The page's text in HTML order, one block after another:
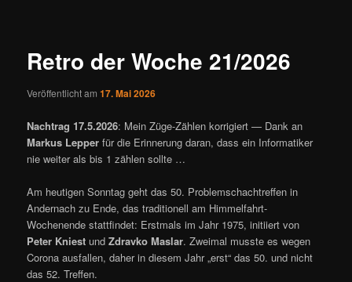
a
s
a
v
i
a
t
i
o
n
Retro der Woche 21/2026
Veröffentlicht am17. Mai 2026
Nachtrag 17.5.2026: Mein Züge-Zählen korrigiert — Dank an
Markus Lepper für die Erinnerung daran, dass ein Informatiker
nie weiter als bis 1 zählen sollte …
Am heutigen Sonntag geht das 50. Problemschachtreffen in
Andernach zu Ende, das traditionell am Himmelfahrt-
Wochenende stattfindet: Erstmals im Jahr 1975, initiiert von
Peter Kniest undZdravko Maslar. Zweimal musste es wegen
Corona ausfallen, daher in diesem Jahr „erst“ das 50. und nicht
das 52. Treffen.